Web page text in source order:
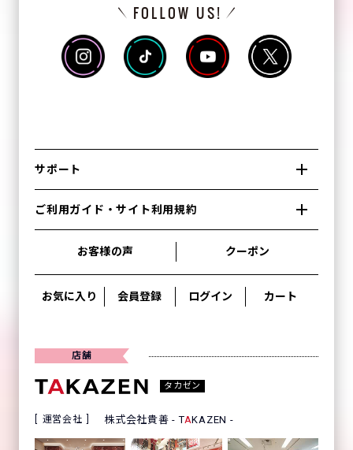
サポート
ご利用ガイド・サイト利用規約
お客様の声 クーポン
お気に入り 会員登録 ログイン カート
店舗
タカゼン
運営会社 株式会社貴善 - TAKAZEN -